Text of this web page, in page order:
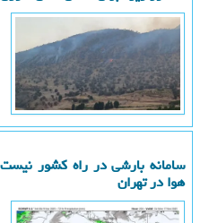
سامانه بارشی در راه کشور
هوا در تهران